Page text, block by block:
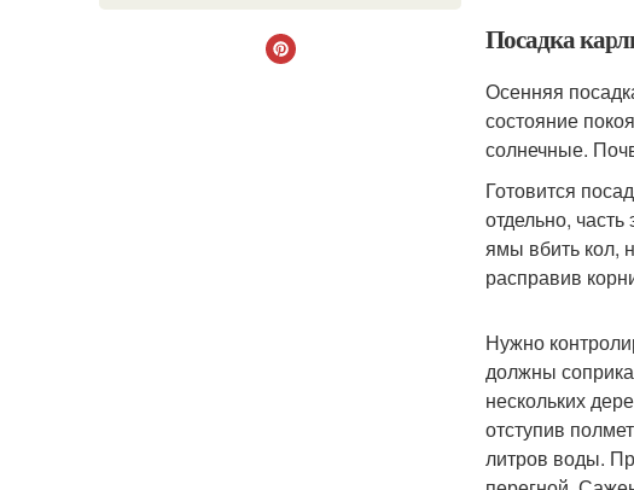
Посадка
Осенняя
состояние
солнечные.
Готовится
отдельно,
ямы вбить кол,
расправив
Нужно
должны
нескольких
отступив
литров воды.